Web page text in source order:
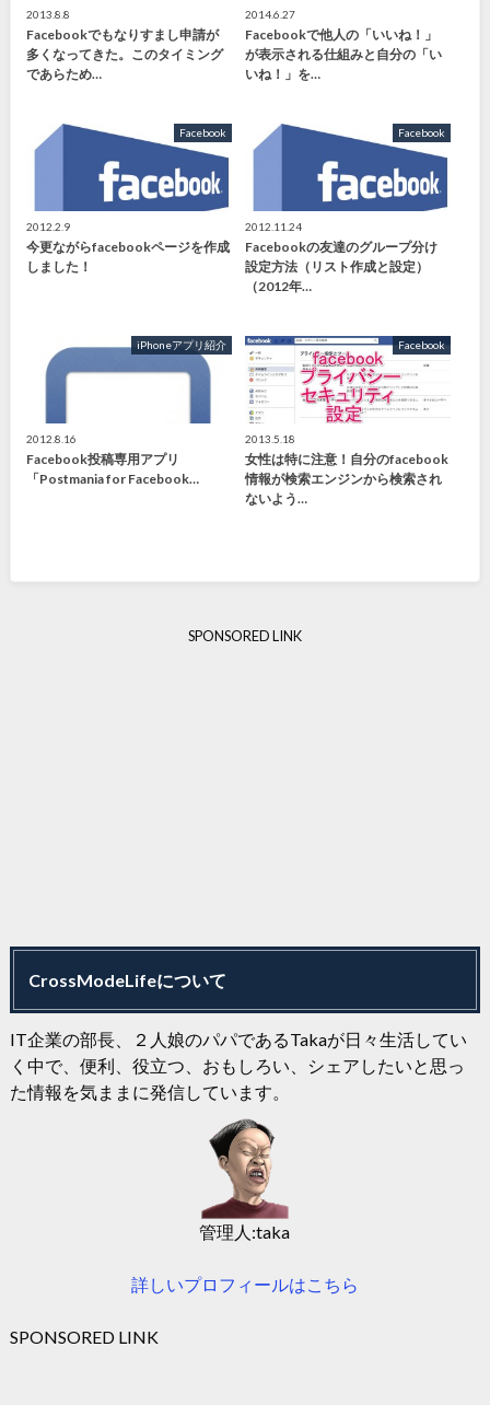
2013.8.8
Facebookでもなりすまし申請が
多くなってきた。このタイミング
であらため…
2014.6.27
Facebookで他人の「いいね！」
が表示される仕組みと自分の「い
いね！」を…
Facebook
2012.2.9
今更ながらfacebookページを作成
しました！
Facebook
2012.11.24
Facebookの友達のグループ分け
設定方法（リスト作成と設定）
（2012年…
iPhoneアプリ紹介
2012.8.16
Facebook投稿専用アプリ
「Postmania for Facebook…
Facebook
2013.5.18
女性は特に注意！自分のfacebook
情報が検索エンジンから検索され
ないよう…
SPONSORED LINK
CrossModeLifeについて
IT企業の部長、２人娘のパパであるTakaが日々生活してい
く中で、便利、役立つ、おもしろい、シェアしたいと思っ
た情報を気ままに発信しています。
管理人:taka
詳しいプロフィールはこちら
SPONSORED LINK